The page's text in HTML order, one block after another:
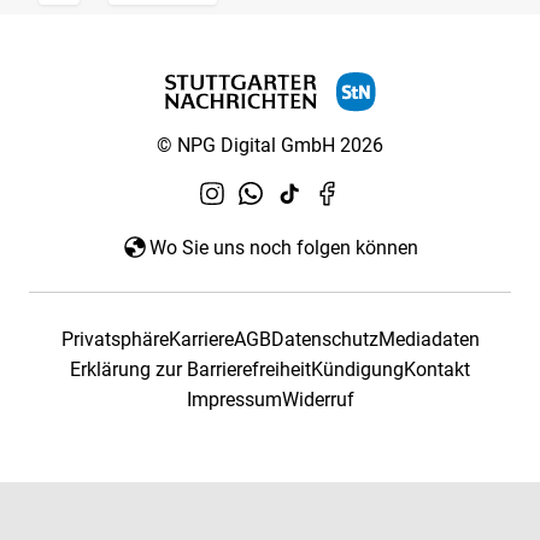
© NPG Digital GmbH 2026
Wo Sie uns noch folgen können
PrivatsphäreKarriereAGBDatenschutzMediadaten
Erklärung zur BarrierefreiheitKündigungKontakt
ImpressumWiderruf